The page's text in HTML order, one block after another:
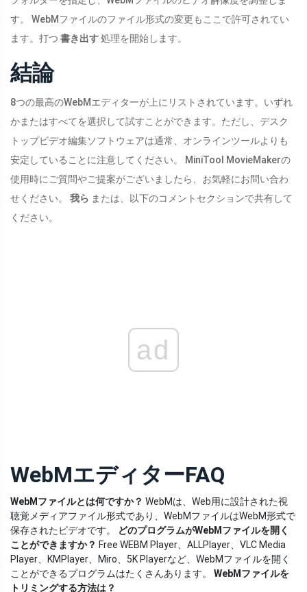
す。 WebMファイルのファイル形式の変更もここで許可されてい
ます。打つ 書き出す処理を開始します。
結論
8つの最高のWebMエディターが上にリストされています。いずれ
かまたはすべてを選択して試すことができます。ただし、デスク
トップビデオ編集ソフトウェアは通常、オンラインツールよりも
安定していることに注意してください。 MiniTool MovieMakerの
使用時にご質問やご提案がございましたら、お気軽にお問い合わ
せください。 我ら または、以下のコメントセクションで共有して
ください。
ad
WebMエディターFAQ
WebMファイルとは何ですか？ WebMは、Web用に設計された視
聴覚メディアファイル形式であり、WebMファイルはWebM形式で
保存されたビデオです。
どのプログラムがWebMファイルを開く
ことができますか？ Free WEBM Player、ALLPlayer、VLC Media
Player、KMPlayer、Miro、5K Playerなど、WebMファイルを開く
ことができるプログラムはたくさんあります。 WebMファイルを
トリミングする方法は？